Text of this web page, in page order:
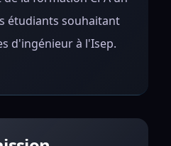
étudiants souhaitant
d'ingénieur à l'Isep.